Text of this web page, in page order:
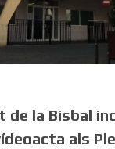
de la Bisbal
als